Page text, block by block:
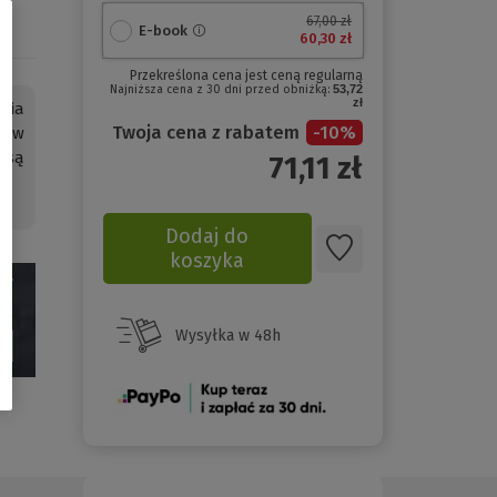
są
E-book
67,00 zł
60,30 zł
Przekreślona cena jest ceną regularną
Najniższa cena z 30 dni przed obniżką: 53,72
zł
Twoja cena z rabatem -10%
71,11 zł
Dodaj do
koszyka
Wysyłka w 48h
(Nowe